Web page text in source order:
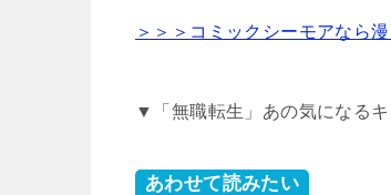
＞＞＞コミックシーモアなら
▼「無職転生」あの気になる
あわせて読みたい